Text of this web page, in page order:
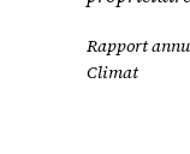
Rapport
Climat